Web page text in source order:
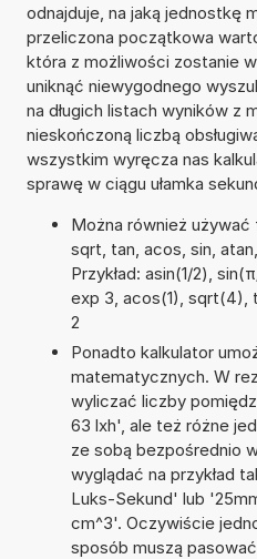
odnajduje, na jaką jednostkę
przeliczona początkowa
która z możliwości zostanie
uniknąć niewygodnego
na długich listach wyników z
nieskończoną liczbą
wszystkim wyręcza nas
sprawę w ciągu ułamka
Można również
sqrt, tan, acos, sin,
Przykład: asin(1/2),
exp 3, acos(1), sqrt(4),
2
Ponadto kalkulator
matematycznych. W
wyliczać liczby
63 lxh', ale też różne
ze sobą bezpośrednio
wyglądać na przykład
Luks-Sekund' lub
cm^3'. Oczywiście
sposób muszą